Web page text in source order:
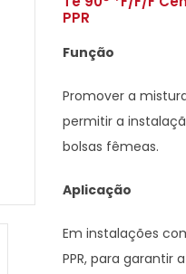
PPR
Função
Promover a
permitir a
bolsas fêmeas.
Aplicação
Em instalações
PPR, para garantir